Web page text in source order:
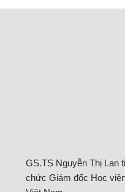
GS.TS Nguyễn Thị Lan
chức Giám đốc Học